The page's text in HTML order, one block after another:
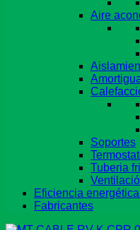
Aire
Soportes
Tuberia
Eficiencia
Fabricantes